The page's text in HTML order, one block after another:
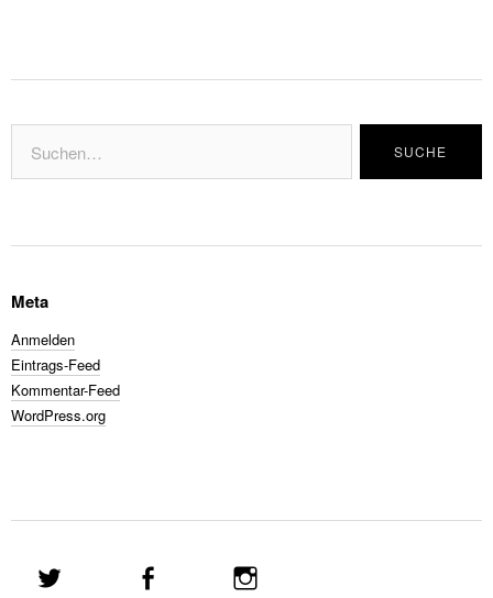
Meta
Anmelden
Eintrags-Feed
Kommentar-Feed
WordPress.org